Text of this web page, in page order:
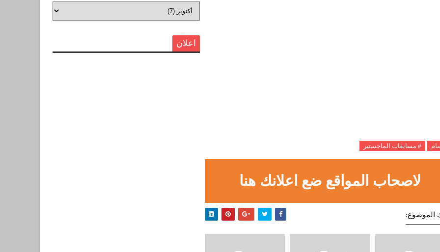
# مسابقات الماجستير
لاصحاب المواقع ضع اعلانك هنا
الموضوع:
اعلان